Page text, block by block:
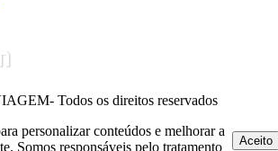
Todos os direitos reservados
personalizar conteúdos e melhorar a
Somos responsáveis pelo tratamento
Aceito